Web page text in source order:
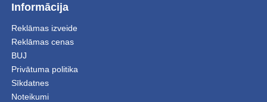
Informācija
Reklāmas izveide
Reklāmas cenas
BUJ
Privātuma politika
Sīkdatnes
Noteikumi